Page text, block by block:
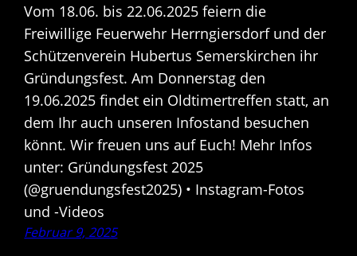
Vom 18.06. bis 22.06.2025 feiern die
Freiwillige Feuerwehr Herrngiersdorf und der
Schützenverein Hubertus Semerskirchen ihr
Gründungsfest. Am Donnerstag den
19.06.2025 findet ein Oldtimertreffen statt, an
dem Ihr auch unseren Infostand besuchen
könnt. Wir freuen uns auf Euch! Mehr Infos
unter: Gründungsfest 2025
(@gruendungsfest2025) • Instagram-Fotos
und -Videos
Februar 9, 2025